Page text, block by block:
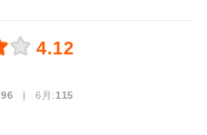
4.12
96 | 6月:115